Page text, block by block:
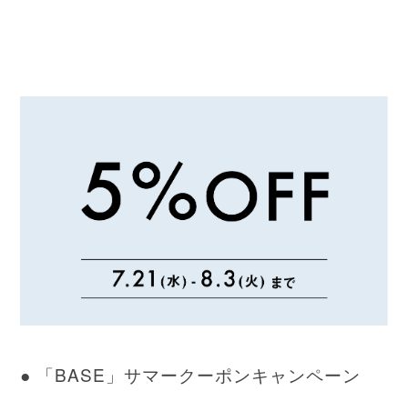
● 「BASE」サマークーポンキャンペーン